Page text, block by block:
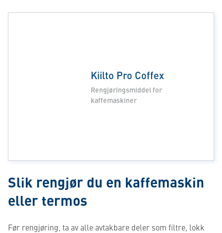
Kiilto Pro Coffex
Rengjøringsmiddel for
kaffemaskiner
Slik rengjør du en kaffemaskin
eller termos
Før rengjøring, ta av alle avtakbare deler som filtre, lokk